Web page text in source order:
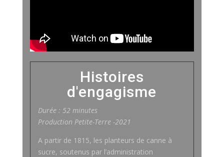
Histoires
d'engagisme
Durée : 52 minutes
Production Petite-Terre -2021
A partir de 1815, les planteurs de canne à
sucre, soutenus par l’administration